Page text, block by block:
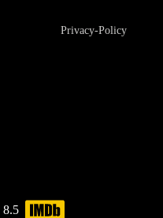
Privacy-Policy
8.5